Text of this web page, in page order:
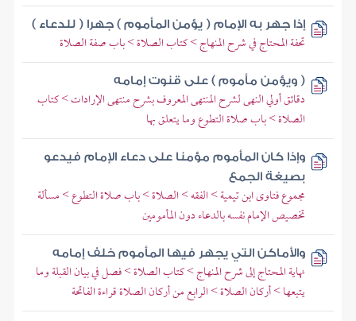
إذا جهر به الإمام ( يؤمن المأموم ) جهرا ( للدعاء )
تحفة المحتاج في شرح المنهاج > كتاب الصلاة > باب صفة الصلاة
( ويؤمن مأموم ) على قنوت إمامه
دقائق أولي النهى لشرح المنتهى المعروف بشرح منتهى الإرادات > كتاب
الصلاة > باب صلاة التطوع وما يتعلق بها
وإذا كان المأموم مؤمنا على دعاء الإمام فيدعو
بصيغة الجمع
مجموع فتاوى ابن تيمية > الفقه > الصلاة > باب صلاة التطوع > مسألة
تخصيص الإمام نفسه بالدعاء دون المأمومين
والأماكن التي يجهر فيها المأموم خلف إمامه
نهاية المحتاج إلى شرح المنهاج > كتاب الصلاة > فصل في بيان القبلة وما
يتبعها > أركان الصلاة > الرابع من أركان الصلاة قراءة الفاتحة